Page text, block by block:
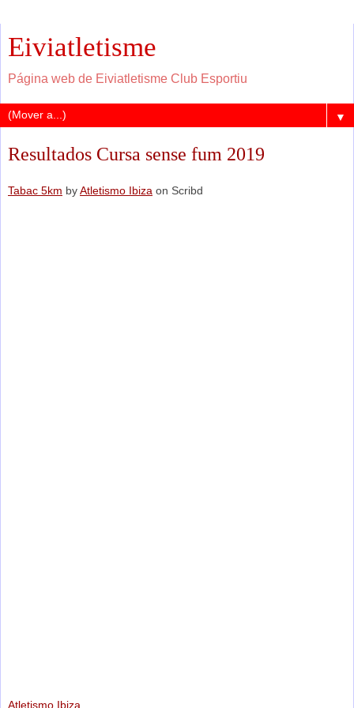
Eiviatletisme
Página web de Eiviatletisme Club Esportiu
▼
Resultados Cursa sense fum 2019
Tabac 5km byAtletismo Ibiza on Scribd
Atletismo Ibiza